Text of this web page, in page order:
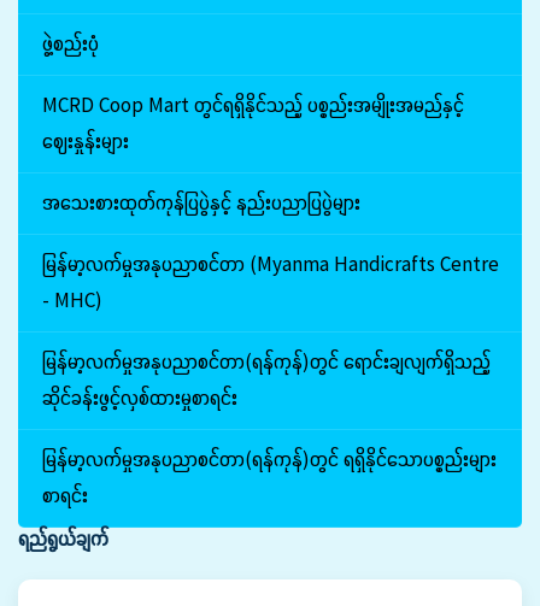
ဖွဲ့စည်းပုံ
MCRD Coop Mart တွင်ရရှိနိုင်သည့် ပစ္စည်းအမျိုးအမည်နှင့်
ဈေးနှုန်းများ
အသေးစားထုတ်ကုန်ပြပွဲနှင့် နည်းပညာပြပွဲများ
မြန်မာ့လက်မှုအနုပညာစင်တာ (Myanma Handicrafts Centre
- MHC)
မြန်မာ့လက်မှုအနုပညာစင်တာ(ရန်ကုန်)တွင် ရောင်းချလျက်ရှိသည့်
ဆိုင်ခန်းဖွင့်လှစ်ထားမှုစာရင်း
မြန်မာ့လက်မှုအနုပညာစင်တာ(ရန်ကုန်)တွင် ရရှိနိုင်သောပစ္စည်းများ
စာရင်း
ရည်ရွယ်ချက်